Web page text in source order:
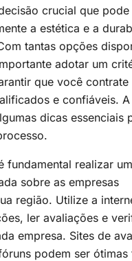
crucial que pode
a estética e a
tantas opções
adotar um
que você contrate
e confiáveis. A
dicas essenciais
fundamental realizar
sobre as empresas
região. Utilize a
ler avaliações e
empresa. Sites de
podem ser ótimas